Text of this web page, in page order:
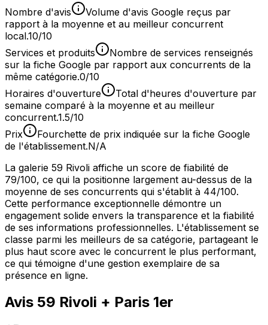
Nombre d'avis
Volume d'avis Google reçus par
rapport à la moyenne et au meilleur concurrent
local.10/10
Services et produits
Nombre de services renseignés
sur la fiche Google par rapport aux concurrents de la
même catégorie.0/10
Horaires d'ouverture
Total d'heures d'ouverture par
semaine comparé à la moyenne et au meilleur
concurrent.1.5/10
Prix
Fourchette de prix indiquée sur la fiche Google
de l'établissement.N/A
La galerie 59 Rivoli affiche un score de fiabilité de
79/100, ce qui la positionne largement au-dessus de la
moyenne de ses concurrents qui s'établit à 44/100.
Cette performance exceptionnelle démontre un
engagement solide envers la transparence et la fiabilité
de ses informations professionnelles. L'établissement se
classe parmi les meilleurs de sa catégorie, partageant le
plus haut score avec le concurrent le plus performant,
ce qui témoigne d'une gestion exemplaire de sa
présence en ligne.
Avis 59 Rivoli + Paris 1er